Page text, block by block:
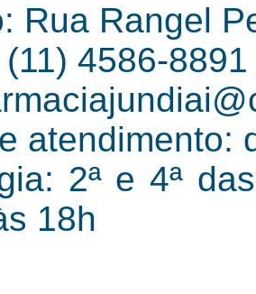
Rua Rangel
4586-8891
atendimento:
2ª e 4ª
18h